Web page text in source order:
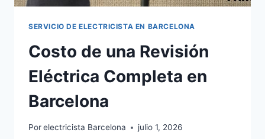
SERVICIO DE ELECTRICISTA EN BARCELONA
Costo de una Revisión
Eléctrica Completa en
Barcelona
Porelectricista Barcelona julio 1, 2026